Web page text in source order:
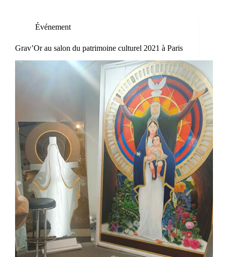
Événement
Grav’Or au salon du patrimoine culturel 2021 à Paris